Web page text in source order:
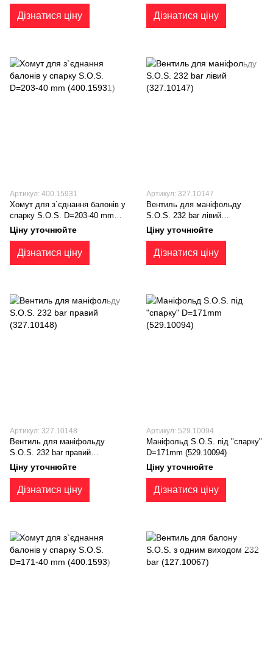
Дізнатися ціну Дізнатися ціну
Артикул: 400.15931
Хомут для з`єднання балонів у
спарку S.O.S. D=203-40 mm
(400.15931)
Ціну уточнюйте
Дізнатися ціну
Артикул: 327.10147
Вентиль для маніфольду
S.O.S. 232 bar лівий
(327.10147)
Ціну уточнюйте
Дізнатися ціну
Артикул: 327.10148
Вентиль для маніфольду
S.O.S. 232 bar правий
(327.10148)
Ціну уточнюйте
Дізнатися ціну
Артикул: 529.10094
Маніфольд S.O.S. під "спарку"
D=171mm (529.10094)
Ціну уточнюйте
Дізнатися ціну